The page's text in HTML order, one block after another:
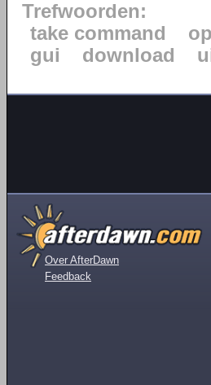
Trefwoorden:
take command
gui
download
Over AfterDawn
Feedback